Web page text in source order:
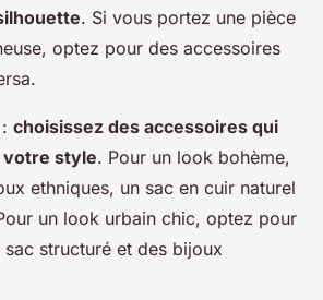
. Si vous portez une pièce
optez pour des accessoires
choisissez des accessoires qui
style. Pour un look bohème,
ethniques, un sac en cuir naturel
un look urbain chic, optez pour
structuré et des bijoux